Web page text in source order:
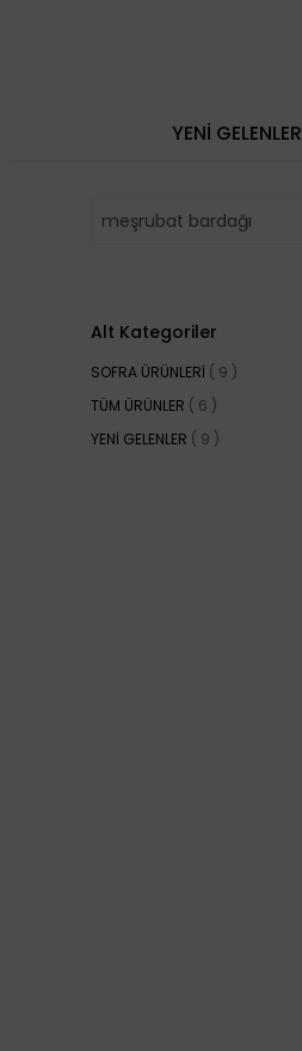
YENİ GELENLER
Alt Kategoriler
SOFRA ÜRÜNLERİ ( 9 )
TÜM ÜRÜNLER ( 6 )
YENİ GELENLER ( 9 )